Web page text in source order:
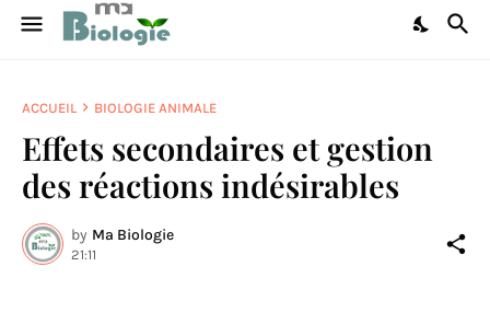
ACCUEIL BIOLOGIE ANIMALE
Effets secondaires et gestion
des réactions indésirables
by Ma Biologie
21:11